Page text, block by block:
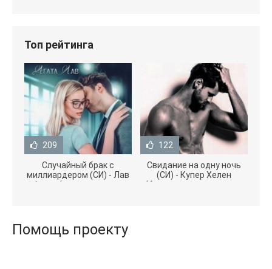
Топ рейтинга
209
Случайный брак с
миллиардером (СИ) - Лав
Агата (полная версия
122
Свидание на одну ночь
(СИ) - Купер Хелен
(бесплатные серии книг
Помощь проекту